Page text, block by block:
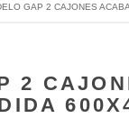
GAP 2 CAJONES
2